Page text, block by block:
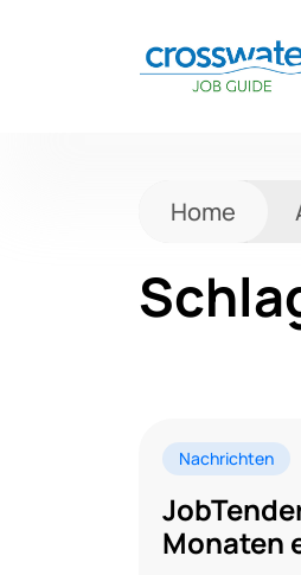
Home
Nachrichten
Monaten